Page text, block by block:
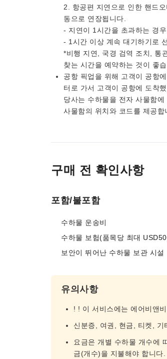
2. 항공편 지연으로 인한 핸드
동으로 연장됩니다.
- 지연이 1시간을 초과하는 경
- 1시간 이상 계속 대기하기로
*비행 지연, 국경 검역 조치, 통
찾는 시간을 예약하는 것이 좋습
공항 픽업을 위해 고객이 공항
터로 가서 고객이 공항에 도착
당사는 수하물을 전자 사물함
사물함의 위치와 코드를 제공합
구매 전 확인사항
포함/불포함
수하물 운송비
수하물 보험(품목당 최대
보안이 뛰어난 수하물 보관 시설
유의사항
! ! 이 서비스에는 에어비앤
신분증, 여권, 현금, 티켓, 기
요금은 개별 수하물 개수에
금(개수)을 지불해야 합니다